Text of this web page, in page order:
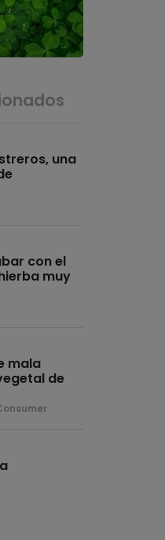
una
con el
muy
mala
de